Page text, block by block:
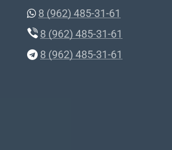
8 (962) 485-31-61
8 (962) 485-31-61
8 (962) 485-31-61